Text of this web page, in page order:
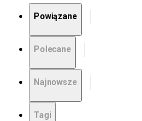
Powiązane
Polecane
Najnowsze
Tagi